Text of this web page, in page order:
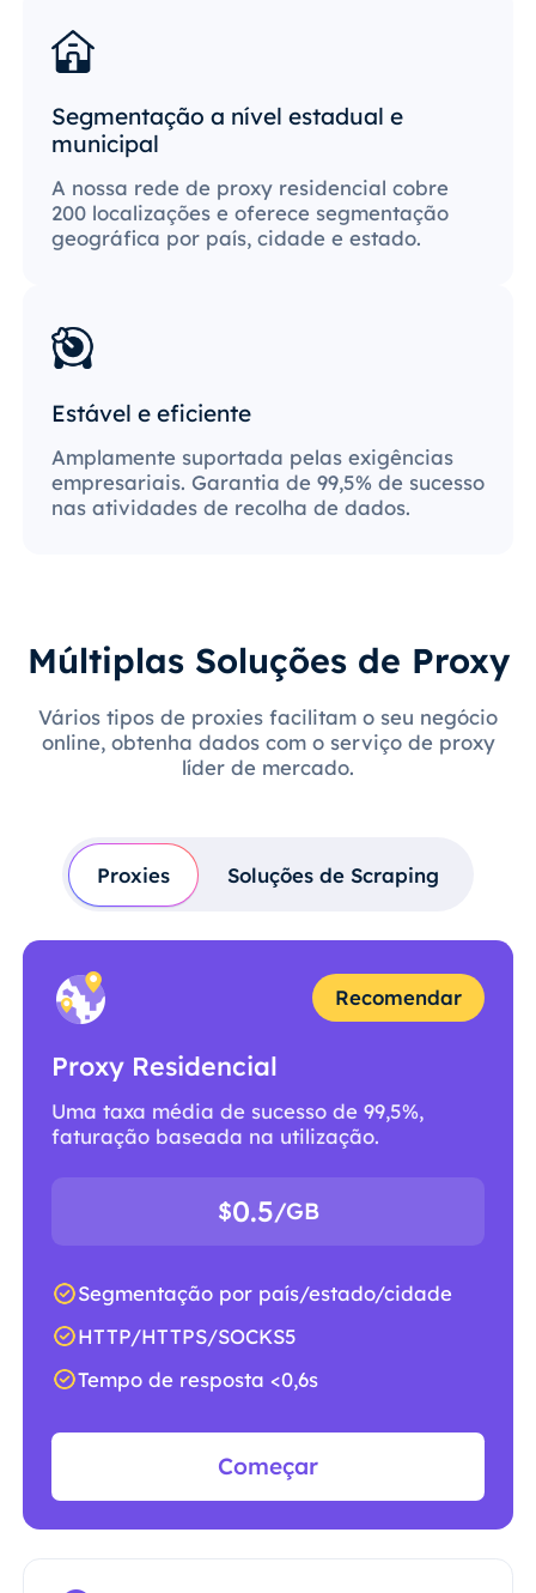
Segmentação a nível estadual e
municipal
A nossa rede de proxy residencial cobre
200 localizações e oferece segmentação
geográfica por país, cidade e estado.
Estável e eficiente
Amplamente suportada pelas exigências
empresariais. Garantia de 99,5% de sucesso
nas atividades de recolha de dados.
Múltiplas Soluções de Proxy
Vários tipos de proxies facilitam o seu negócio
online, obtenha dados com o serviço de proxy
líder de mercado.
Proxies Soluções de Scraping
Recomendar
Proxy Residencial
Uma taxa média de sucesso de 99,5%,
faturação baseada na utilização.
$0.5/GB
Segmentação por país/estado/cidade
HTTP/HTTPS/SOCKS5
Tempo de resposta <0,6s
Começar